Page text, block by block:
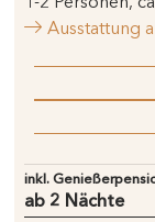
Ausstattung
inkl.
ab 2 Nächte